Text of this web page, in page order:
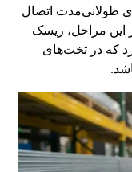
طولانی‌مدت اتصال
این مراحل، ریسک
که در تخت‌های